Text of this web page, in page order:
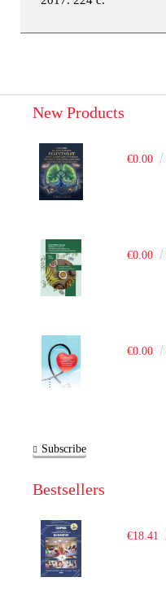
New Products
€0.00
€0.00
€0.00
Subscribe
Bestsellers
€18.41